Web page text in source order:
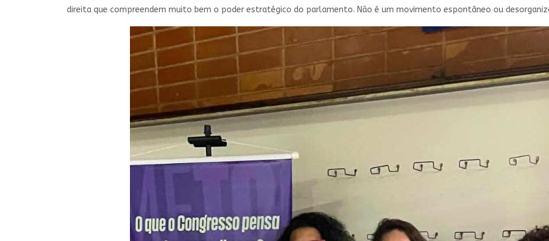
direita que compreendem muito bem o poder estratégico do parlamento. Não é um movimento espontâneo ou